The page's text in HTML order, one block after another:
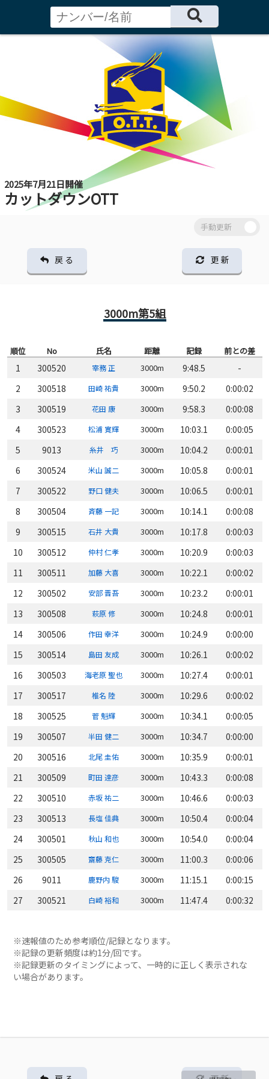
2025年7月21日開催
カットダウンOTT
戻 る 更 新
3000m第5組
順位 No 氏名 距離 記録 前との差
1 300520 宰務 正 3000m 9:48.5
-
2
300518 田崎 祐貴 3000m 9:50.2
0:00:02
3
300519 花田 康 3000m 9:58.3
0:00:08
4
300523 松浦 寛輝 3000m 10:03.1
0:00:05
5
9013 糸井 巧 3000m 10:04.2
0:00:01
6
300524 米山 誠二 3000m 10:05.8
0:00:01
7
300522 野口 健夫 3000m 10:06.5
0:00:01
8
300504 斉藤 一記 3000m 10:14.1
0:00:08
9
300515 石井 大貴 3000m 10:17.8
0:00:03
10
300512 仲村 仁孝 3000m 10:20.9
0:00:03
11
300511 加藤 大喜 3000m 10:22.1
0:00:02
12
300502 安部 晋吾 3000m 10:23.2
0:00:01
13
300508 萩原 修 3000m 10:24.8
0:00:01
14
300506 作田 幸洋 3000m 10:24.9
0:00:00
15
300514 島田 友成 3000m 10:26.1
0:00:02
16
300503 海老原 聖也 3000m 10:27.4
0:00:01
17
300517 椎名 陸 3000m 10:29.6
0:00:02
18
300525 菅 魁輝 3000m 10:34.1
0:00:05
19
300507 半田 健二 3000m 10:34.7
0:00:00
20
300516 北尾 圭佑 3000m 10:35.9
0:00:01
21
300509 町田 達彦 3000m 10:43.3
0:00:08
22
300510 赤坂 祐二 3000m 10:46.6
0:00:03
23
300513 長塩 佳典 3000m 10:50.4
0:00:04
24
300501 秋山 和也 3000m 10:54.0
0:00:04
25
300505 齋藤 克仁 3000m 11:00.3
0:00:06
26
9011 鹿野内 駿 3000m 11:15.1
0:00:15
27
300521 白崎 裕和 3000m 11:47.4 0:00:32
※速報値のため参考順位/記録となります。
※記録の更新頻度は約1分/回です。
※記録更新のタイミングによって、一時的に正しく表示されな
い場合があります。